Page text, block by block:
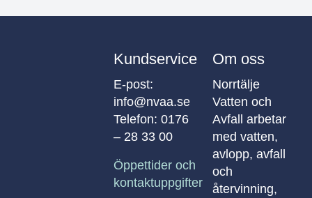
Kundservice
E-post:
info@nvaa.se
Telefon: 0176
– 28 33 00
Öppettider och
kontaktuppgifter
Om oss
Norrtälje
Vatten och
Avfall arbetar
med vatten,
avlopp, avfall
och
återvinning,